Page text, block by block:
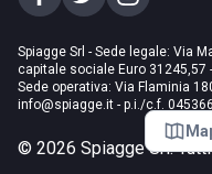
Spiagge Srl - Sede legale: Via
capitale sociale Euro
Sede operativa: Via Flaminia
info@spiagge.it - p.i./c.f.
© 2026 Spiagge Srl.